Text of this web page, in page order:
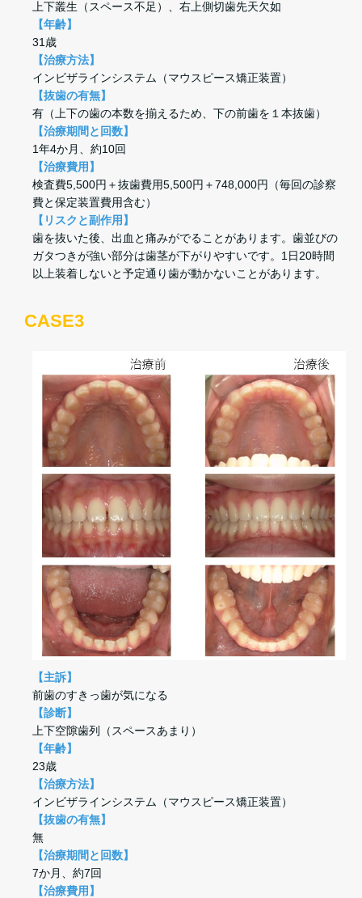
上下叢生（スペース不足）、右上側切歯先天欠如
【年齢】
31歳
【治療方法】
インビザラインシステム（マウスピース矯正装置）
【抜歯の有無】
有（上下の歯の本数を揃えるため、下の前歯を１本抜歯）
【治療期間と回数】
1年4か月、約10回
【治療費用】
検査費5,500円＋抜歯費用5,500円＋748,000円（毎回の診察
費と保定装置費用含む）
【リスクと副作用】
歯を抜いた後、出血と痛みがでることがあります。歯並びの
ガタつきが強い部分は歯茎が下がりやすいです。1日20時間
以上装着しないと予定通り歯が動かないことがあります。
CASE3
【主訴】
前歯のすきっ歯が気になる
【診断】
上下空隙歯列（スペースあまり）
【年齢】
23歳
【治療方法】
インビザラインシステム（マウスピース矯正装置）
【抜歯の有無】
無
【治療期間と回数】
7か月、約7回
【治療費用】